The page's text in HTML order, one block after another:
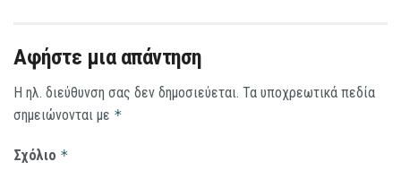
Αφήστε μια απάντηση
Η ηλ. διεύθυνση σας δεν δημοσιεύεται. Τα υποχρεωτικά πεδία
σημειώνονται με *
Σχόλιο *